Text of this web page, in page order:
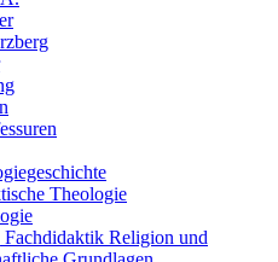
Theologie
Religion und